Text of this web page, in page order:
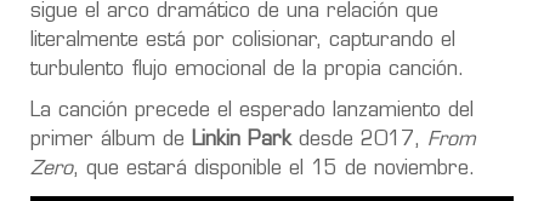
sigue el arco dramático de una relación que
literalmente está por colisionar, capturando el
turbulento flujo emocional de la propia canción.
La canción precede el esperado lanzamiento del
primer álbum de Linkin Parkdesde 2017, From
Zero, que estará disponible el 15 de noviembre.